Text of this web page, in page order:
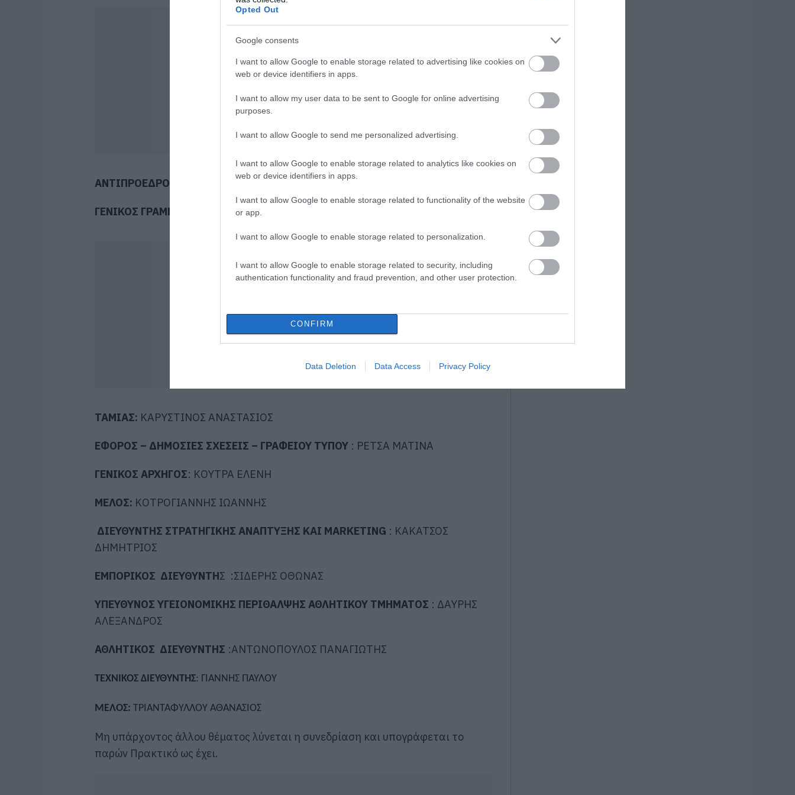
Opted Out
Google consents
I want to allow Google to enable storage related to advertising like cookies on
web or device identifiers in apps.
I want to allow my user data to be sent to Google for online advertising
purposes.
I want to allow Google to send me personalized advertising.
I want to allow Google to enable storage related to analytics like cookies on
web or device identifiers in apps.
I want to allow Google to enable storage related to functionality of the website
or app.
I want to allow Google to enable storage related to personalization.
I want to allow Google to enable storage related to security, including
authentication functionality and fraud prevention, and other user protection.
CONFIRM
Data Deletion Data Access Privacy Policy
ΑΝΤΙΠΡΟΕΔΡΟΣ: ΘΑΛΑΣΣΗΣ ΜΙΧΑΗΛ
ΓΕΝΙΚΟΣ ΓΡΑΜΜΑΤΕΑΣ ΤΖΗΜΑΣ ΚΩΝΣΤΑΝΤΙΝΟΣ
ΤΑΜΙΑΣ: ΚΑΡΥΣΤΙΝΟΣ ΑΝΑΣΤΑΣΙΟΣ
ΕΦΟΡΟΣ – ΔΗΜΟΣΙΕΣ ΣΧΕΣΕΙΣ – ΓΡΑΦΕΙΟΥ ΤΥΠΟΥ : ΡΕΤΣΑ ΜΑΤΙΝΑ
ΓΕΝΙΚΟΣ ΑΡΧΗΓΟΣ: ΚΟΥΤΡΑ ΕΛΕΝΗ
ΜΕΛΟΣ: ΚΟΤΡΟΓΙΑΝΝΗΣ ΙΩΑΝΝΗΣ
ΔΙΕΥΘΥΝΤΗΣ ΣΤΡΑΤΗΓΙΚΗΣ ΑΝΑΠΤΥΞΗΣ ΚΑΙ MARKETING : ΚΑΚΑΤΣΟΣ
ΔΗΜΗΤΡΙΟΣ
ΕΜΠΟΡΙΚΟΣ ΔΙΕΥΘΥΝΤΗΣ :ΣΙΔΕΡΗΣ ΟΘΩΝΑΣ
ΥΠΕΥΘΥΝΟΣ ΥΓΕΙΟΝΟΜΙΚΗΣ ΠΕΡΙΘΑΛΨΗΣ ΑΘΛΗΤΙΚΟΥ ΤΜΗΜΑΤΟΣ : ΔΑΥΡΗΣ
ΑΛΕΞΑΝΔΡΟΣ
ΑΘΛΗΤΙΚΟΣ ΔΙΕΥΘΥΝΤΗΣ :ΑΝΤΩΝΟΠΟΥΛΟΣ ΠΑΝΑΓΙΩΤΗΣ
ΤΕΧΝΙΚΟΣ ΔΙΕΥΘΥΝΤΗΣ: ΓΙΑΝΝΗΣ ΠΑΥΛΟΥ
ΜΕΛΟΣ: ΤΡΙΑΝΤΑΦΥΛΛΟΥ ΑΘΑΝΑΣΙΟΣ
Μη υπάρχοντος άλλου θέματος λύνεται η συνεδρίαση και υπογράφεται το
παρών Πρακτικό ως έχει.